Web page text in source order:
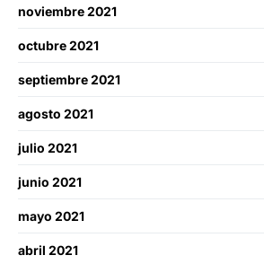
noviembre 2021
octubre 2021
septiembre 2021
agosto 2021
julio 2021
junio 2021
mayo 2021
abril 2021